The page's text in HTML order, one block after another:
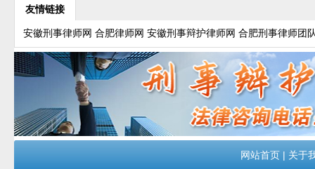
友情链接
安徽刑事律师网 合肥律师网 安徽刑事辩护律师网 合肥刑事律师团
网站首页 | 关于